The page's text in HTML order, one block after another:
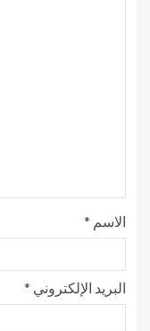
الاسم *
البريد الإلكتروني *